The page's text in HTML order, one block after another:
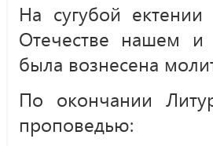
На сугубой
Отечестве нашем и
была вознесена
По окончании
проповедью: